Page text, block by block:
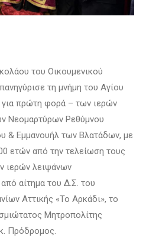
του Οικουμενικού
τη μνήμη του Αγίου
πρώτη φορά – των ιερών
Νεομαρτύρων Ρεθύμνου
& Εμμανουήλ των Βλατάδων, με
ετών από την τελείωση τους
ιερών λειψάνων
αίτημα του Δ.Σ. του
Αττικής «Το Αρκάδι», το
Μητροπολίτης
Πρόδρομος.